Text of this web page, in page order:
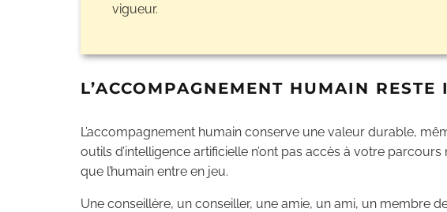
vigueur.
L’ACCOMPAGNEMENT HUMAIN RESTE
L’accompagnement humain conserve une valeur durable,
outils d’intelligence artificielle n’ont pas accès à votre
que l’humain entre en jeu.
Une conseillère, un conseiller, une amie, un ami, un membre